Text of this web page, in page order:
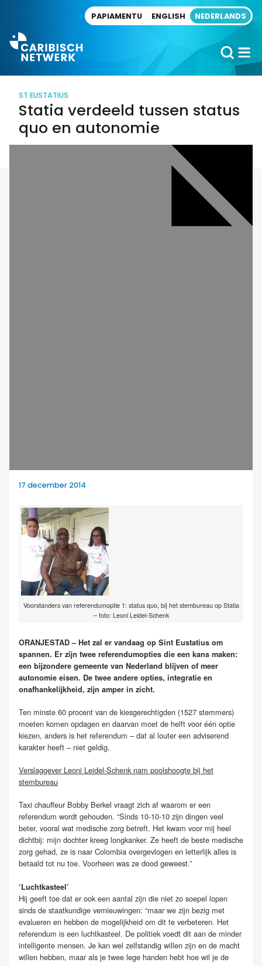
PAPIAMENTU ENGLISH NEDERLANDS
ST EUSTATIUS
Statia verdeeld tussen status
quo en autonomie
17 december 2014
Voorstanders van referendumoptie 1: status quo, bij het stembureau op Statia
– foto: Leoni Leidel-Schenk
ORANJESTAD – Het zal er vandaag op Sint Eustatius om
spannen. Er zijn twee referendumopties die een kans maken:
een bijzondere gemeente van Nederland blijven of meer
autonomie eisen. De twee andere opties, integratie en
onafhankelijkheid, zijn amper in zicht.
Ten minste 60 procent van de kiesgerechtigden (1527 stemmers)
moeten komen opdagen en daarvan moet de helft voor één optie
kiezen, anders is het referendum – dat al louter een adviserend
karakter heeft – niet geldig.
Verslaggever Leoni Leidel-Schenk nam poolshoogte bij het
stembureau
Taxi chauffeur Bobby Berkel vraagt zich af waarom er een
referendum wordt gehouden. “Sinds 10-10-10 zijn dingen veel
beter, vooral wat medische zorg betreft. Het kwam voor mij heel
dichtbij: mijn dochter kreeg longkanker. Ze heeft de beste medische
zorg gehad, ze is naar Colombia overgevlogen en letterlijk alles is
betaald tot nu toe. Voorheen was ze dood geweest.”
‘Luchtkasteel’
Hij geeft toe dat er ook een aantal zijn die niet zo soepel lopen
sinds de staatkundige vernieuwingen: “maar we zijn bezig met
evalueren en hebben de mogelijkheid om dit te verbeteren. Het
referendum is een luchtkasteel. De politiek voedt dit aan de minder
intelligente mensen. Je kan wel zelfstandig willen zijn en de macht
willen hebben, maar als je twee lege handen hebt hoe wil je de